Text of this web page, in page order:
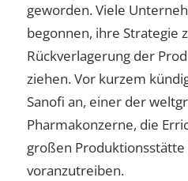
geworden. Viele
begonnen, ihre Strategie
Rückverlagerung der
ziehen. Vor kurzem
Sanofi an, einer der
Pharmakonzerne, die
großen Produktionsstätte
voranzutreiben.